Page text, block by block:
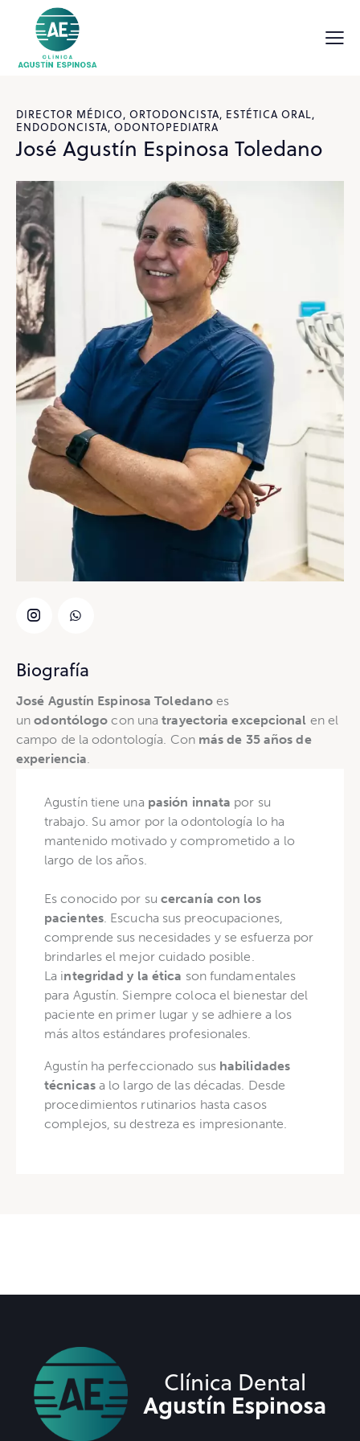
DIRECTOR MÉDICO, ORTODONCISTA, ESTÉTICA ORAL,
ENDODONCISTA, ODONTOPEDIATRA
José Agustín Espinosa Toledano
Biografía
José Agustín Espinosa Toledano es
unodontólogo con unatrayectoria excepcional en el
campo de la odontología. Con más de 35 años de
experiencia
Agustín tiene una pasión innata por su
trabajo. Su amor por la odontología lo ha
mantenido motivado y comprometido a lo
largo de los años.
Es conocido por su cercanía con los
pacientes. Escucha sus preocupaciones,
comprende sus necesidades y se esfuerza por
brindarles el mejor cuidado posible.
La integridad y la ética son fundamentales
para Agustín. Siempre coloca el bienestar del
paciente en primer lugar y se adhiere a los
más altos estándares profesionales.
Agustín ha perfeccionado sus habilidades
técnicasa lo largo de las décadas. Desde
procedimientos rutinarios hasta casos
complejos, su destreza es impresionante.
Clínica Dental
Agustín Espinosa